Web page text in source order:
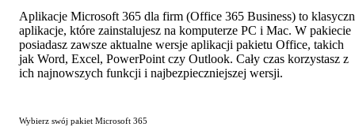
Aplikacje Microsoft 365 dla firm (Office 365 Business) to
aplikacje, które zainstalujesz na komputerze PC i Mac. W pakiecie
posiadasz zawsze aktualne wersje aplikacji pakietu Office, takich
jak Word, Excel, PowerPoint czy Outlook. Cały czas korzystasz z
ich najnowszych funkcji i najbezpieczniejszej wersji.
Wybierz swój pakiet Microsoft 365